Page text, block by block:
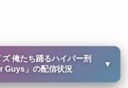
俺たち踊るハイパー刑
Guys」の配信状況
▼